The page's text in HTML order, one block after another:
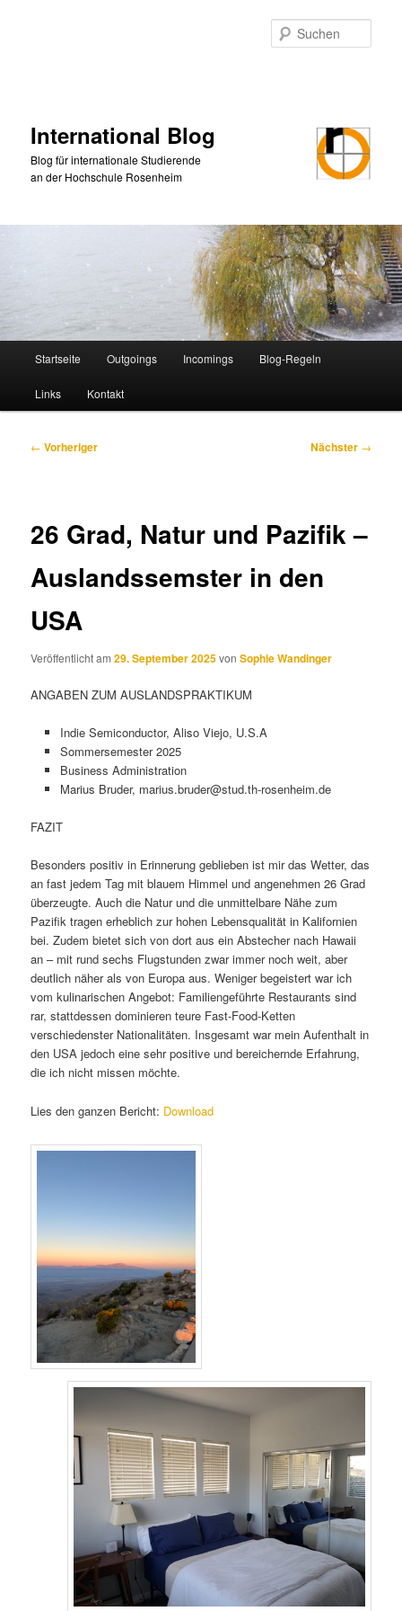
International Blog
Blog für internationale Studierende
an der Hochschule Rosenheim
Startseite Outgoings Incomings Blog-Regeln
Links Kontakt
Beitragsnavigation
← Vorheriger Nächster →
26 Grad, Natur und Pazifik –
Auslandssemster in den
USA
Veröffentlicht am29. September 2025vonSophie Wandinger
ANGABEN ZUM AUSLANDSPRAKTIKUM
Indie Semiconductor, Aliso Viejo, U.S.A
Sommersemester 2025
Business Administration
Marius Bruder, marius.bruder@stud.th-rosenheim.de
FAZIT
Besonders positiv in Erinnerung geblieben ist mir das Wetter, das
an fast jedem Tag mit blauem Himmel und angenehmen 26 Grad
überzeugte. Auch die Natur und die unmittelbare Nähe zum
Pazifik tragen erheblich zur hohen Lebensqualität in Kalifornien
bei. Zudem bietet sich von dort aus ein Abstecher nach Hawaii
an – mit rund sechs Flugstunden zwar immer noch weit, aber
deutlich näher als von Europa aus. Weniger begeistert war ich
vom kulinarischen Angebot: Familiengeführte Restaurants sind
rar, stattdessen dominieren teure Fast-Food-Ketten
verschiedenster Nationalitäten. Insgesamt war mein Aufenthalt in
den USA jedoch eine sehr positive und bereichernde Erfahrung,
die ich nicht missen möchte.
Lies den ganzen Bericht: Download